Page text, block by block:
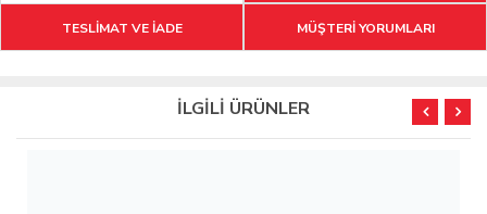
TESLİMAT VE İADE MÜŞTERİ YORUMLARI
İLGİLİ ÜRÜNLER